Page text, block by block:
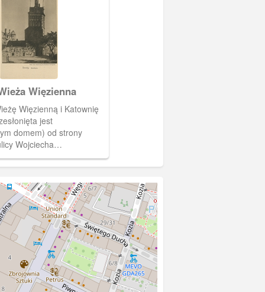
Więzienna
Więzienną i Katownię
jest
domem) od strony
Wojciecha
Pocztówka pochodzi z
Nach einer Radierung
zawierającego
będących przedrukiem
malarza (związanego
Bertholda Hellingratha.